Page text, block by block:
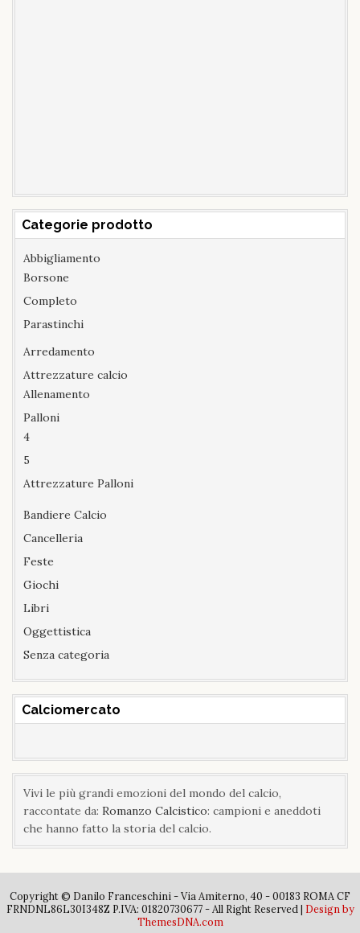
Categorie prodotto
Abbigliamento
Borsone
Completo
Parastinchi
Arredamento
Attrezzature calcio
Allenamento
Palloni
4
5
Attrezzature Palloni
Bandiere Calcio
Cancelleria
Feste
Giochi
Libri
Oggettistica
Senza categoria
Calciomercato
Vivi le più grandi emozioni del mondo del calcio,
raccontate da: Romanzo Calcistico: campioni e aneddoti
che hanno fatto la storia del calcio.
Copyright © Danilo Franceschini - Via Amiterno, 40 - 00183 ROMA CF
FRNDNL86L30I348Z P.IVA: 01820730677 - All Right Reserved | Design by
ThemesDNA.com